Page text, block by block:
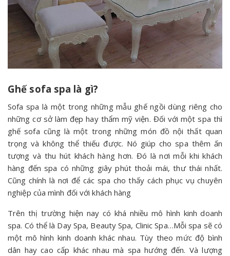
Ghế sofa spa là gì?
Sofa spa là một trong những mẫu ghế ngồi dùng riêng cho
những cơ sở làm đẹp hay thẩm mỹ viện. Đối với một spa thì
ghế sofa cũng là một trong những món đồ nội thất quan
trọng và không thể thiếu được. Nó giúp cho spa thêm ấn
tượng và thu hút khách hàng hơn. Đó là nơi mỗi khi khách
hàng đến spa có những giây phút thoải mái, thư thái nhất.
Cũng chính là nơi để các spa cho thấy cách phục vụ chuyên
nghiệp của mình đối với khách hàng
Trên thị trường hiện nay có khá nhiều mô hình kinh doanh
spa. Có thể là Day Spa, Beauty Spa, Clinic Spa…Mỗi spa sẽ có
một mô hình kinh doanh khác nhau. Tùy theo mức độ bình
dân hay cao cấp khác nhau mà spa hướng đến. Và lượng